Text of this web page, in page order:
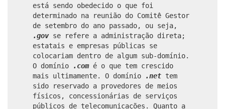
está sendo obedecido o que foi
determinado na reunião do Comitê Gestor
de setembro do ano passado, ou seja,
.govse refere a administração direta;
estatais e empresas públicas se
colocariam dentro de algum sub-domínio.
O domínio
.comé o que tem crescido
mais ultimamente. O domínio
.net tem
sido reservado a provedores de meios
físicos, concessionárias de serviços
públicos de telecomunicações. Quanto a